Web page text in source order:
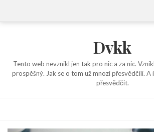
Dvkk
Tento web nevznikl jen tak pro nic a za nic.
prospěšný. Jak se o tom už mnozí přesvědčili. A
přesvědčit.